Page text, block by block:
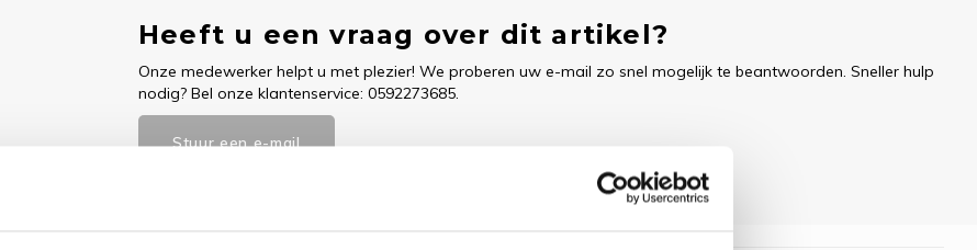
Heeft u een vraag over dit artikel?
Onze medewerker helpt u met plezier! We proberen uw e-mail zo snel mogelijk te beantwoorden. Sneller hulp
nodig? Bel onze klantenservice: 0592273685.
Stuur een e-mail